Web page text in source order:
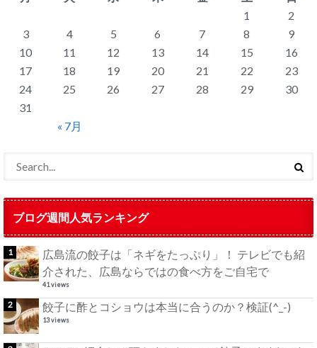
« 7月
1
2
3
4 5 6 7 8
9
10
11 12 13 14 15
16
17
18 19 20 21 22
23
24
25 26 27 28 29
30
31
ブログ週間人気ランキング
広島流の餃子は「ネギをたっぷり」！ テレビでも紹
介された、広島ならではの食べ方をご自宅で
41 views
餃子に酢とコショウは本当に合うのか？検証(^_-)
13 views